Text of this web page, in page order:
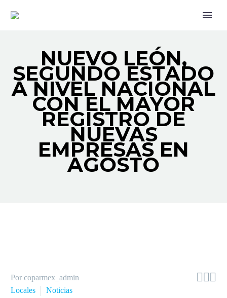
NUEVO LEÓN,
SEGUNDO ESTADO
A NIVEL NACIONAL
CON EL MAYOR
REGISTRO DE
NUEVAS
EMPRESAS EN
AGOSTO

Por coparmex_admin
Locales
Noticias